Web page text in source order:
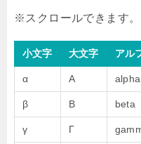
小文字 大文字 アル
α Α alpha
β Β beta
γ Γ